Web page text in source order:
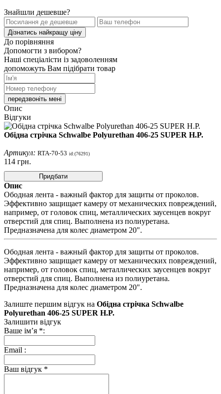
Знайшли дешевше?
Дізнатись найкращу ціну
До порівняння
Допомогти з вибором?
Наші спеціалісти із задоволенням
допоможуть Вам підібрати товар
передзвоніть мені
Опис
Відгуки
Обідна стрічка Schwalbe Polyurethan 406-25 SUPER H.P.
Артикул: RTA-70-53 id:(76291)
114 грн.
Придбати
Опис
Ободная лента - важный фактор для защиты от проколов.
Эффективно защищает камеру от механических повреждений,
например, от головок спиц, металлических заусенцев вокруг
отверстий для спиц. Выполнена из полиуретана.
Предназначена для колес диаметром 20".
Ободная лента - важный фактор для защиты от проколов.
Эффективно защищает камеру от механических повреждений,
например, от головок спиц, металлических заусенцев вокруг
отверстий для спиц. Выполнена из полиуретана.
Предназначена для колес диаметром 20".
Залиште першим відгук на Обідна стрічка Schwalbe
Polyurethan 406-25 SUPER H.P.
Залишити відгук
Ваше ім’я *:
Email :
Ваш відгук *